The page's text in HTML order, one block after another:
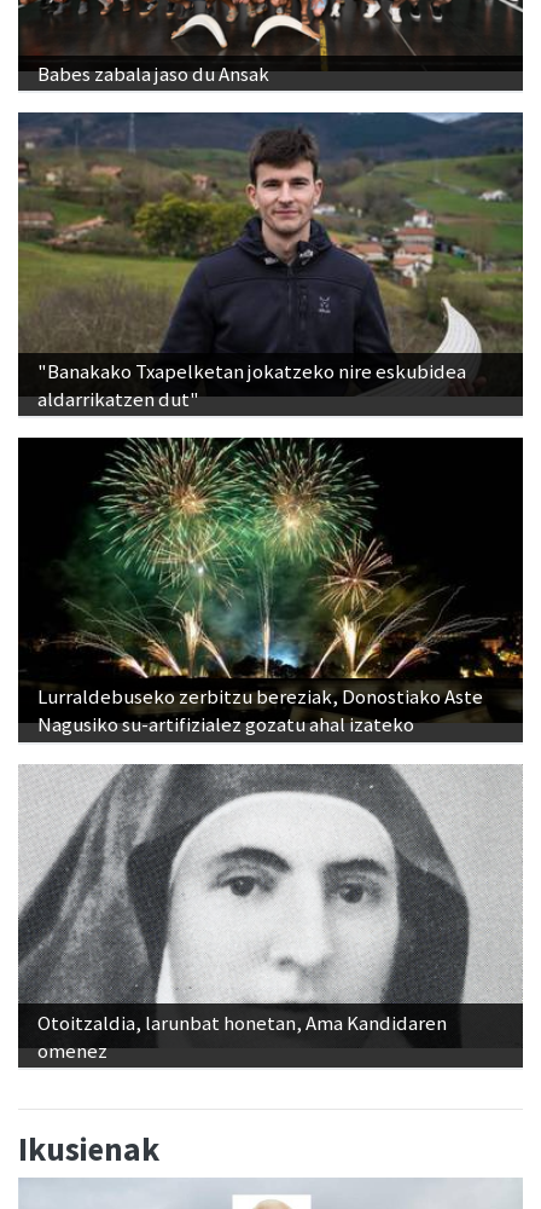
Babes zabala jaso du Ansak
"Banakako Txapelketan jokatzeko nire eskubidea
aldarrikatzen dut"
Lurraldebuseko zerbitzu bereziak, Donostiako Aste
Nagusiko su-artifizialez gozatu ahal izateko
Otoitzaldia, larunbat honetan, Ama Kandidaren
omenez
Ikusienak